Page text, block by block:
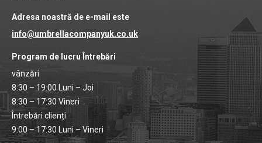
Adresa noastră de e-mail este
info@umbrellacompanyuk.co.uk
Program de lucru Întrebări
vânzări
8:30 – 19:00 Luni – Joi
8:30 – 17:30 Vineri
Întrebări clienți
9:00 – 17:30 Luni – Vineri